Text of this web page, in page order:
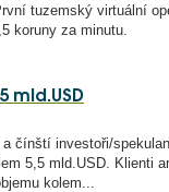
tuzemský virtuální
koruny za minutu.
mld.USD
čínští investoři/
5,5 mld.USD. Klienti
kolem...